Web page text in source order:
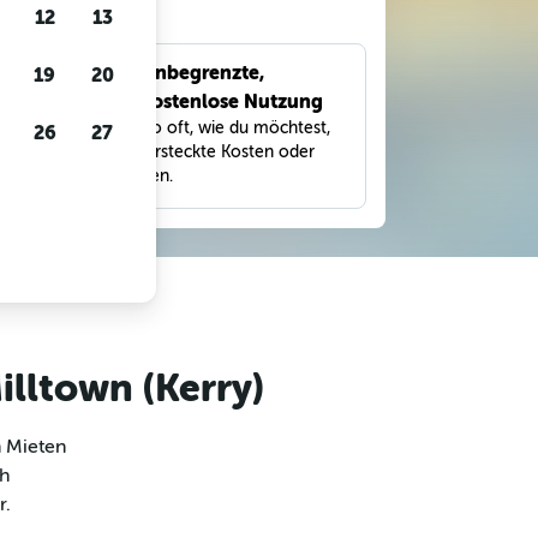
Unbegrenzte,
kostenlose Nutzung
Suche so oft, wie du möchtest,
ohne versteckte Kosten oder
Gebühren.
(Kerry)
Mieten
12 13
19 20
26 27